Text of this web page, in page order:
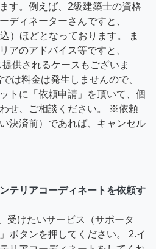
す。例えば、2級建築士の資格
ディネーターさんですと、
）ほどとなっております。 ま
アのアドバイス等ですと、
供されるケースもございま
は料金は発生しませんので、
トに「依頼申請」を頂いて、個
せ、ご相談ください。 ※依頼
決済前）であれば、キャンセル
テリアコーディネートを依頼す
受けたいサービス（サポータ
ボタンを押してください。 2.イ